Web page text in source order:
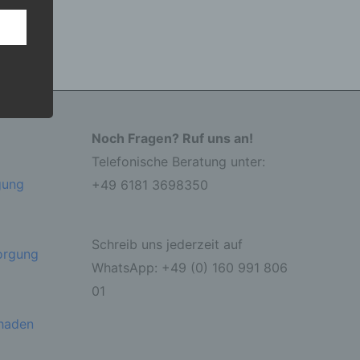
Noch Fragen? Ruf uns an!
Telefonische Beratung unter:
+49 6181 3698350
Schreib uns jederzeit auf
WhatsApp: +49 (0) 160 991 806
01
eine
zu